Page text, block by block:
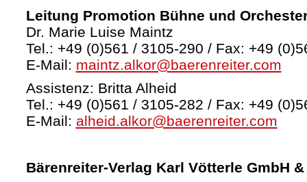
Leitung Promotion Bühne und
Dr. Marie Luise Maintz
Tel.: +49 (0)561 / 3105-290 / Fax: +49
E-Mail: maintz.alkor@baerenreiter.com
Assistenz: Britta Alheid
Tel.: +49 (0)561 / 3105-282 / Fax: +49
E-Mail: alheid.alkor@baerenreiter.com
Bärenreiter-Verlag Karl Vötterle GmbH &